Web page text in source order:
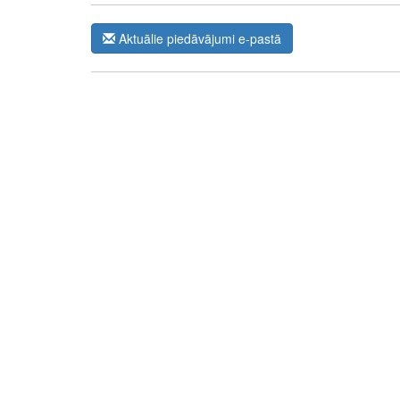
Aktuālie piedāvājumi e-pastā